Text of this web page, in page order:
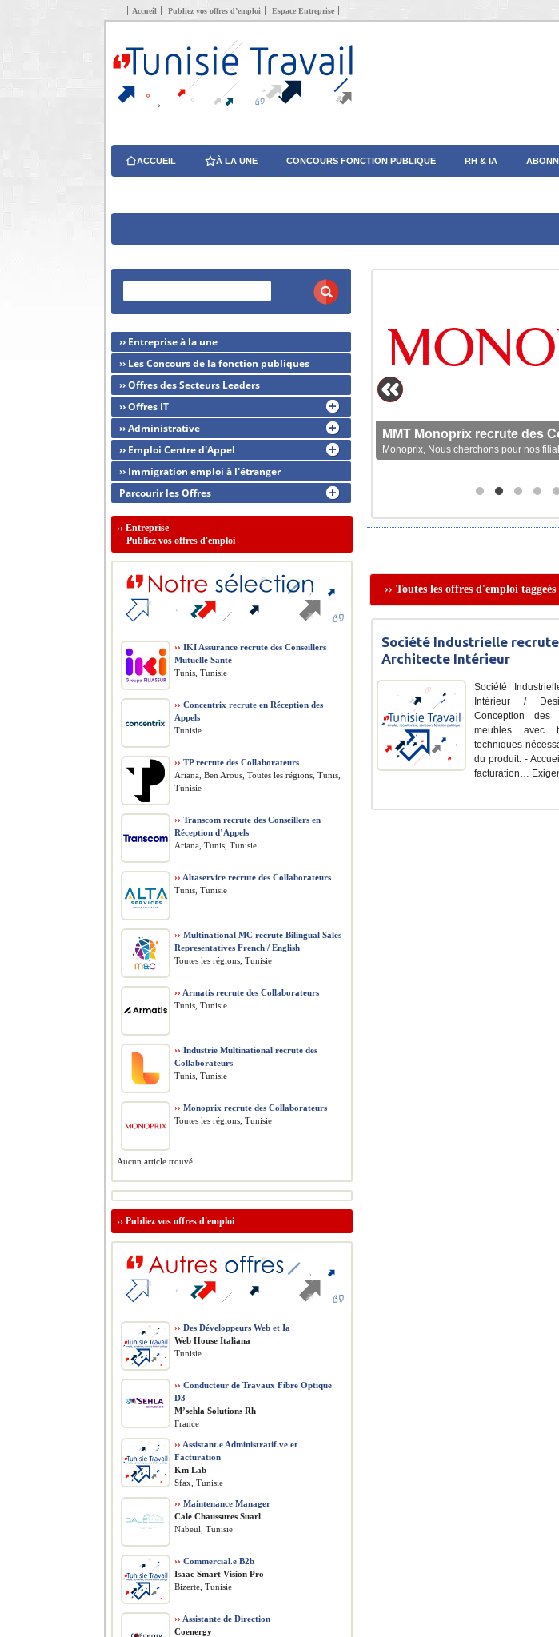
Accueil Publiez vos offres d’emploi Espace Entreprise
ACCUEIL À LA UNE CONCOURS FONCTION PUBLIQUE RH & IA
MMT Monoprix recrute des
Monoprix, Nous cherchons pour nos
›› Toutes les offres d'emploi
Société Industrielle recrute
Architecte Intérieur
Société
Intérieur /
Conception des
meubles avec
techniques
du produit. -
facturation…
›› Entreprise à la une
›› Les Concours de la fonction publiques
›› Offres des Secteurs Leaders
›› Offres IT
›› Administrative
›› Emploi Centre d'Appel
›› Immigration emploi à l'étranger
Parcourir les Offres
›› Entreprise
Publiez vos offres d'emploi
›› IKI Assurance recrute des Conseillers
Mutuelle Santé
Tunis, Tunisie
›› Concentrix recrute en Réception des
Appels
Tunisie
›› TP recrute des Collaborateurs
Ariana, Ben Arous, Toutes les régions, Tunis,
Tunisie
›› Transcom recrute des Conseillers en
Réception d’Appels
Ariana, Tunis, Tunisie
›› Altaservice recrute des Collaborateurs
Tunis, Tunisie
›› Multinational MC recrute Bilingual Sales
Representatives French / English
Toutes les régions, Tunisie
›› Armatis recrute des Collaborateurs
Tunis, Tunisie
›› Industrie Multinational recrute des
Collaborateurs
Tunis, Tunisie
›› Monoprix recrute des Collaborateurs
Toutes les régions, Tunisie
Aucun article trouvé.
›› Publiez vos offres d'emploi
›› Des Développeurs Web et Ia
Web House Italiana
Tunisie
›› Conducteur de Travaux Fibre Optique
D3
M’sehla Solutions Rh
France
›› Assistant.e Administratif.ve et
Facturation
Km Lab
Sfax, Tunisie
›› Maintenance Manager
Cale Chaussures Suarl
Nabeul, Tunisie
›› Commercial.e B2b
Isaac Smart Vision Pro
Bizerte, Tunisie
›› Assistante de Direction
Coenergy